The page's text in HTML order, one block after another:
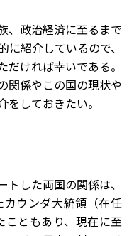
、政治経済に至るまで
紹介しているので、
ければ幸いである。
関係やこの国の現状や
しておきたい。
した両国の関係は、
ウンダ大統領（在任
こともあり、現在に至